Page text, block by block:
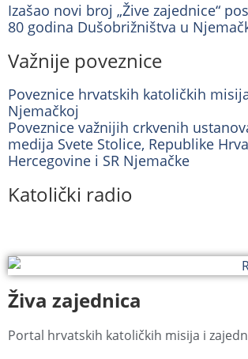
Izašao novi broj „Žive zajednice“
80 godina Dušobrižništva u
Važnije poveznice
Poveznice hrvatskih katoličkih
Njemačkoj
Poveznice važnijih crkvenih
medija Svete Stolice, Republike
Hercegovine i SR Njemačke
Katolički radio
Živa zajednica
Portal hrvatskih katoličkih misija i